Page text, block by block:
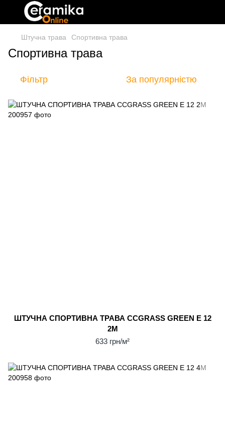
Штучна трава Спортивна трава
Спортивна трава
Фільтр За популярністю
ШТУЧНА СПОРТИВНА ТРАВА CCGRASS GREEN E 12
2М
633 грн/м²